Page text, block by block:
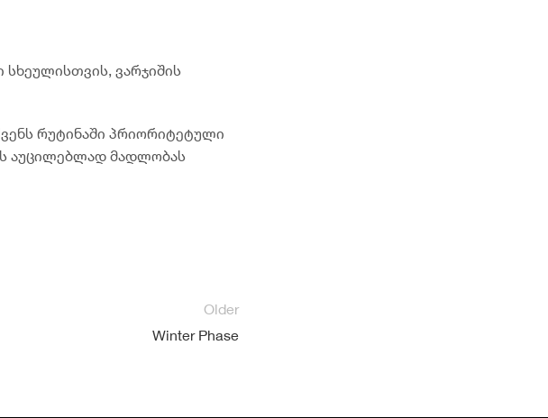
ვარჯიშის
რუტინაში პრიორიტეტული
აუცილებლად მადლობას
Older
Winter Phase